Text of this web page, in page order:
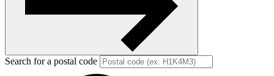
Search for a postal code